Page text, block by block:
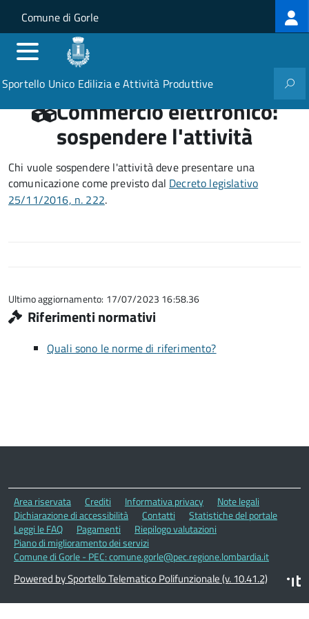
Salta al contenuto principale
Skip to site navigation
Comune di Gorle
Sportello Unico Edilizia e Attività Produttive
Commercio elettronico:
sospendere l'attività
Chi vuole sospendere l'attività deve presentare una
comunicazione come previsto dal Decreto legislativo
25/11/2016, n. 222.
Ultimo aggiornamento: 17/07/2023 16:58.36
Riferimenti normativi
Quali sono le norme di riferimento?
Area riservata Crediti Informativa privacy
Note legali
Dichiarazione di accessibilità
Contatti
Statistiche del portale
Leggi le FAQ
Pagamenti
Riepilogo valutazioni
Piano di miglioramento dei servizi
Comune di Gorle - PEC: comune.gorle@pec.regione.lombardia.it
Powered by Sportello Telematico Polifunzionale (v. 10.41.2)